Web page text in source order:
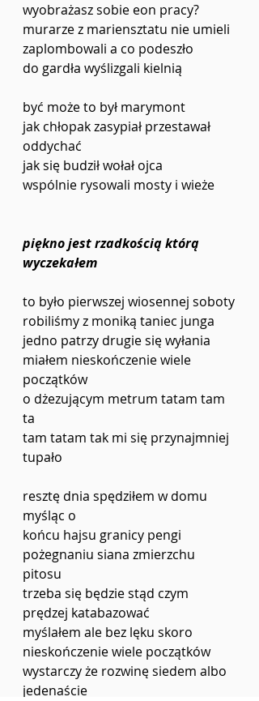
wyobrażasz sobie eon pracy?
murarze z mariensztatu nie umieli
zaplombowali a co podeszło
do gardła wyślizgali kielnią
być może to był marymont
jak chłopak zasypiał przestawał
oddychać
jak się budził wołał ojca
wspólnie rysowali mosty i wieże
piękno jest rzadkością którą
wyczekałem
to było pierwszej wiosennej soboty
robiliśmy z moniką taniec junga
jedno patrzy drugie się wyłania
miałem nieskończenie wiele
początków
o dżezującym metrum tatam tam
ta
tam tatam tak mi się przynajmniej
tupało
resztę dnia spędziłem w domu
myśląc o
końcu hajsu granicy pengi
pożegnaniu siana zmierzchu
pitosu
trzeba się będzie stąd czym
prędzej katabazować
myślałem ale bez lęku skoro
nieskończenie wiele początków
wystarczy że rozwinę siedem albo
jedenaście